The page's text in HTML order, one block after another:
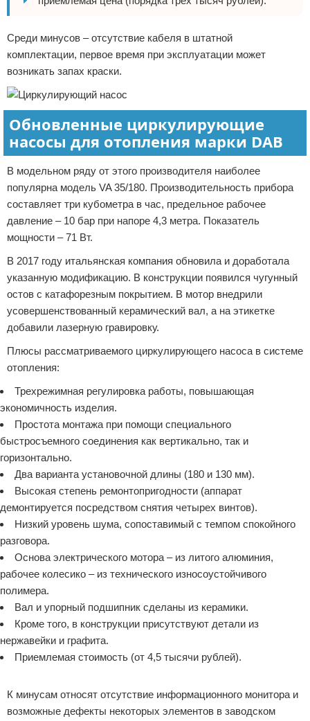
Среди минусов – отсутствие кабеля в штатной
комплектации, первое время при эксплуатации может
возникать запах краски.
Обновленные циркулирующие
насосы для отопления марки DAB
В модельном ряду от этого производителя наиболее
популярна модель VA 35/180. Производительность прибора
составляет три кубометра в час, предельное рабочее
давление – 10 бар при напоре 4,3 метра. Показатель
мощности – 71 Вт.
В 2017 году итальянская компания обновила и доработала
указанную модификацию. В конструкции появился чугунный
остов с катафорезным покрытием. В мотор внедрили
усовершенствованный керамический вал, а на этикетке
добавили лазерную гравировку.
Плюсы рассматриваемого циркулирующего насоса в системе
отопления:
Трехрежимная регулировка работы, повышающая
экономичность изделия.
Простота монтажа при помощи специального
быстросъемного соединения как вертикально, так и
горизонтально.
Два варианта установочной длины (180 и 130 мм).
Высокая степень ремонтопригодности (аппарат
демонтируется посредством снятия четырех винтов).
Низкий уровень шума, сопоставимый с темпом спокойного
разговора.
Основа электрического мотора – из литого алюминия,
рабочее колесико – из технического износоустойчивого
полимера.
Вал и упорный подшипник сделаны из керамики.
Кроме того, в конструкции присутствуют детали из
нержавейки и графита.
Приемлемая стоимость (от 4,5 тысячи рублей).
К минусам относят отсутствие информационного монитора и
возможные дефекты некоторых элементов в заводском